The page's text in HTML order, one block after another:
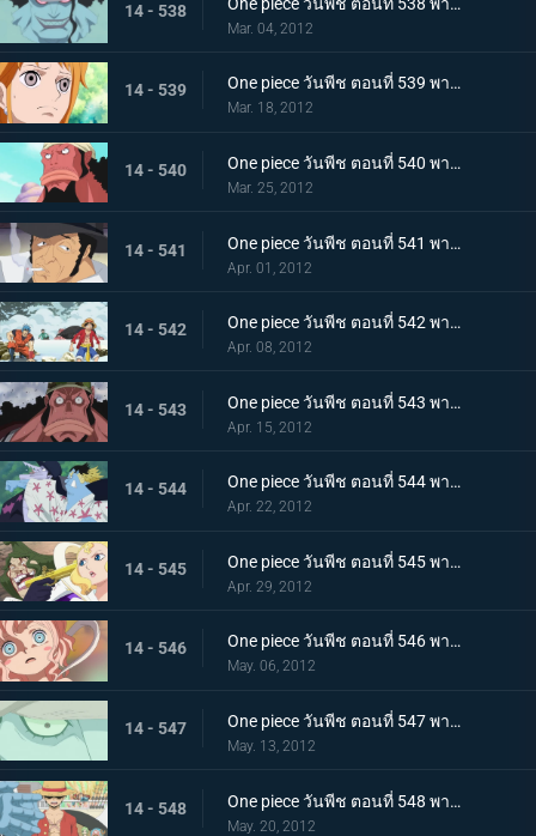
14 - 538
Mar. 04, 2012
14 - 539 One piece วันพีช ตอนที่ 539 พากย์ไทย หวนรำลึกชะตากรรม! นามิ กับ โจรสลัดมนุษย์เงือก!
Mar. 18, 2012
14 - 540 One piece วันพีช ตอนที่ 540 พากย์ไทย วีรบุรุษผู้ปลดปล่อยทาส ไทเกอร์นักผจญภัย
Mar. 25, 2012
14 - 541 One piece วันพีช ตอนที่ 541 พากย์ไทย คิซารุออกโรง! กับดักล่อไทเกอร์!
Apr. 01, 2012
14 - 542 One piece วันพีช ตอนที่ 542 พากย์ไทย ตอนพิเศษ! ลูฟี่และโทริโกะ! การพบกันอีกครั้ง โทริโกะ ลูฟี่! ออกค้นหาผลทะเลกัน!
Apr. 08, 2012
14 - 543 One piece วันพีช ตอนที่ 543 พากย์ไทย จุดจบของวีรบุรษ ความจริงของไทเกอร์ที่น่าตกตะลึง
Apr. 15, 2012
14 - 544 One piece วันพีช ตอนที่ 544 พากย์ไทย กลุ่มโจรสลัดแตกแยก จินเบ ปะทะ อารอง
Apr. 22, 2012
14 - 545 One piece วันพีช ตอนที่ 545 พากย์ไทย เกาะมนุษย์เงือกสั่นไหว! มังกรฟ้าขึ้นเทียบฝั่ง
Apr. 29, 2012
14 - 546 One piece วันพีช ตอนที่ 546 พากย์ไทย โศกนาฏกรรมที่มาอย่างเฉียบพลัน! กระสุนสังหารที่ดับอนาคต
May. 06, 2012
14 - 547 One piece วันพีช ตอนที่ 547 พากย์ไทย กลับสู่ปัจจุบัน! โฮดี้เริ่มเคลื่อนไหว
May. 13, 2012
14 - 548 One piece วันพีช ตอนที่ 548 พากย์ไทย สะเทือนทั้งอาณาจักร คำสั่งประหารเนปจูน
May. 20, 2012